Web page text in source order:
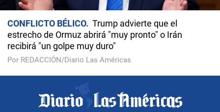
CONFLICTO BÉLICO
Trump advierte que el
estrecho de Ormuz abrirá "muy pronto" o Irán
recibirá "un golpe muy duro"
Por REDACCIÓN/Diario Las Américas